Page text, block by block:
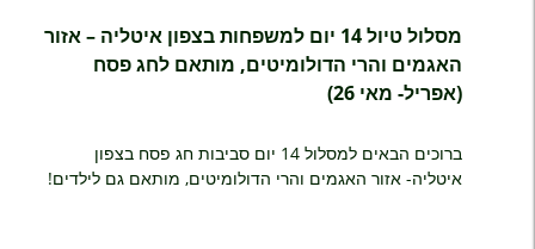
מסלול טיול 14 יום למשפחות בצפון איטליה – אזור
האגמים והרי הדולומיטים, מותאם לחג פסח
(אפריל- מאי 26)
ברוכים הבאים למסלול 14 יום סביבות חג פסח בצפון
איטליה- אזור האגמים והרי הדולומיטים, מותאם גם לילדים!